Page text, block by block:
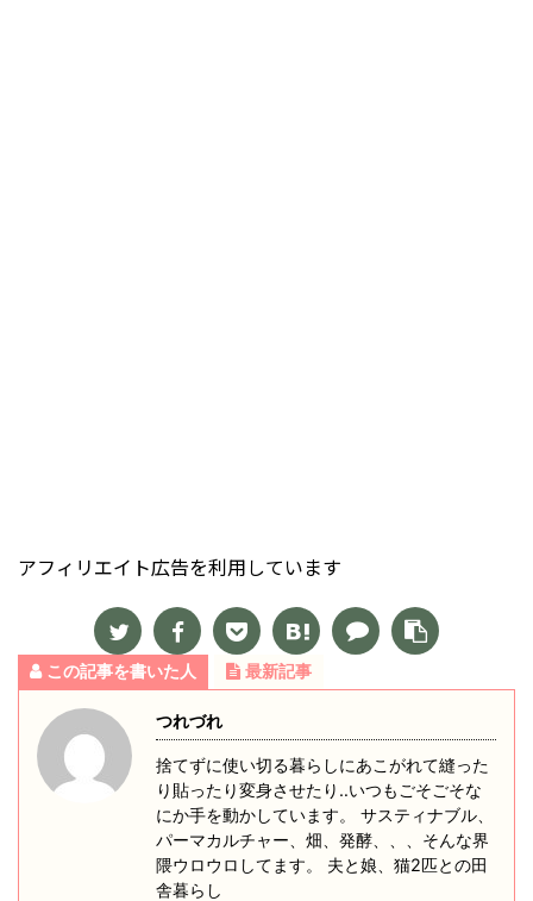
アフィリエイト広告を利用しています
この記事を書いた人 最新記事
つれづれ
捨てずに使い切る暮らしにあこがれて縫った
り貼ったり変身させたり‥いつもごそごそな
にか手を動かしています。 サスティナブル、
パーマカルチャー、畑、発酵、、、そんな界
隈ウロウロしてます。 夫と娘、猫2匹との田
舎暮らし